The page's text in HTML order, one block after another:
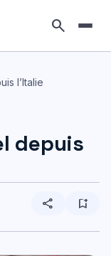
search
l’Italie
depuis
share bookmark_add